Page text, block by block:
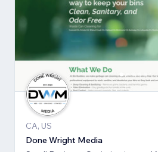
CA, US
Done Wright Media